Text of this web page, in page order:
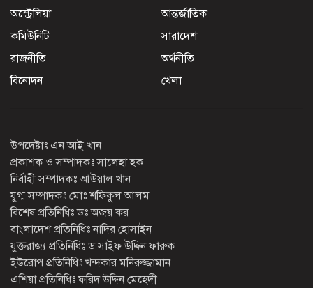
অস্ট্রেলিয়া
আন্তর্জাতিক
কমিউনিটি
সারাদেশ
রাজনীতি
অর্থনীতি
বিনোদন
খেলা
উপদেষ্টাঃ এন আই খান
প্রকাশক ও সম্পাদকঃ সালেহা হক
নির্বাহী সম্পাদকঃ আউয়াল খান
যুগ্ম সম্পাদকঃ মোঃ শফিকুল আলম
বিশেষ প্রতিনিধিঃ ডঃ অজয় কর
বাংলাদেশ প্রতিনিধিঃ নাদির হোসাইন
যুক্তরাজ্য প্রতিনিধিঃ ড সাইফ উদ্দিন ফারুক
ইউরোপ প্রতিনিধিঃ খন্দকার মনিরুজ্জামান
এশিয়া প্রতিনিধিঃ ফরিদ উদ্দিন মেহেদী